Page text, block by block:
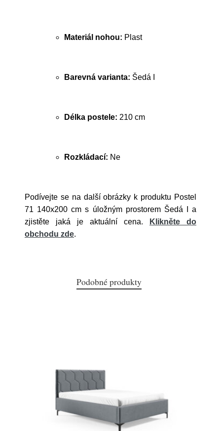
Materiál nohou: Plast
Barevná varianta: Šedá I
Délka postele: 210 cm
Rozkládací: Ne
Podívejte se na další obrázky k produktu Postel
71 140x200 cm s úložným prostorem Šedá I a
zjistěte jaká je aktuální cena.
Klikněte do
obchodu zde.
Podobné produkty